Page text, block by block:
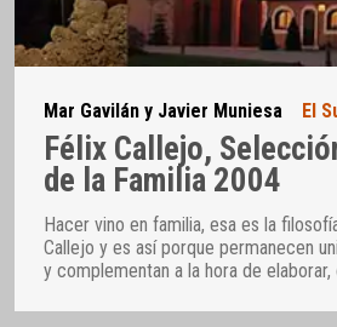
Mar Gavilán y Javier Muniesa El
Félix Callejo,
de la Familia 2004
Hacer vino en familia, esa es la
Callejo y es así porque permanecen
y complementan a la hora de